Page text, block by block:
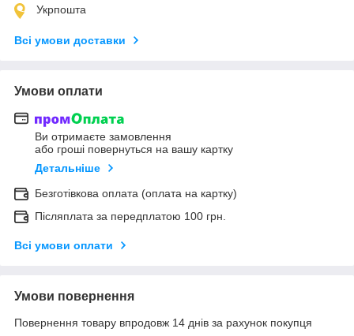
Укрпошта
Всі умови доставки
Умови оплати
Ви отримаєте замовлення
або гроші повернуться на вашу картку
Детальніше
Безготівкова оплата (оплата на картку)
Післяплата за передплатою 100 грн.
Всі умови оплати
Умови повернення
Повернення товару впродовж 14 днів за рахунок покупця